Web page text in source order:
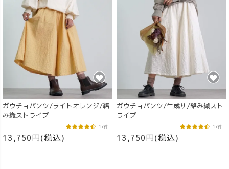
ガウチョパンツ/ライトオレンジ/絡
み織ストライプ
13,750円(税込)
17件
ガウチョパンツ/生成り/絡み織スト
ライプ
13,750円(税込)
17件